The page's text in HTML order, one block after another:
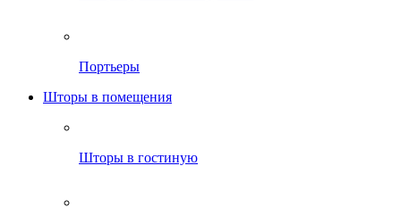
Портьеры
Шторы в помещения
Шторы в гостиную